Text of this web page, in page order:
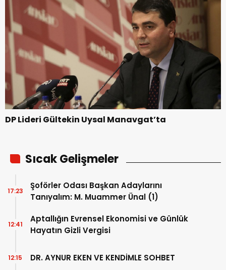
DP Lideri Gültekin Uysal Manavgat’ta
Sıcak Gelişmeler
Şoförler Odası Başkan Adaylarını
Tanıyalım: M. Muammer Ünal (1)
17:23
Aptallığın Evrensel Ekonomisi ve Günlük
Hayatın Gizli Vergisi
12:41
DR. AYNUR EKEN VE KENDİMLE SOHBET
12:15